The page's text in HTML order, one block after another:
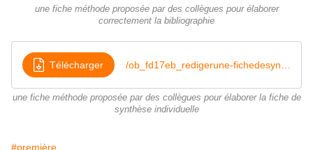
une fiche méthode proposée par des collègues pour élaborer
correctement la bibliographie
Télécharger
une fiche méthode proposée par des collègues pour élaborer la fiche de
synthèse individuelle
#première